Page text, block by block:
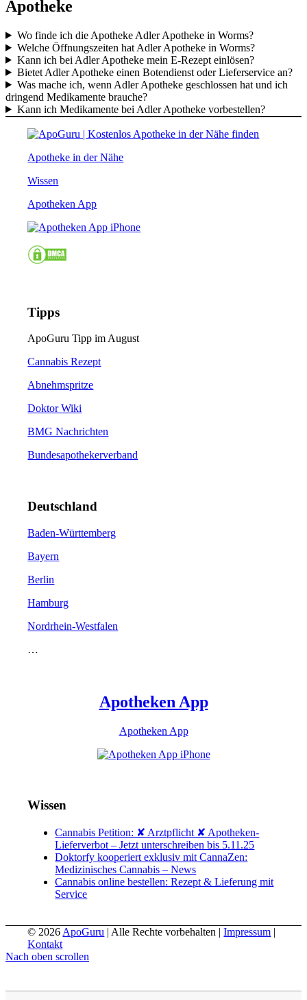
Apotheke
Wo finde ich die Apotheke Adler Apotheke in Worms?
Welche Öffnungszeiten hat Adler Apotheke in Worms?
Kann ich bei Adler Apotheke mein E-Rezept einlösen?
Bietet Adler Apotheke einen Botendienst oder Lieferservice an?
Was mache ich, wenn Adler Apotheke geschlossen hat und ich
dringend Medikamente brauche?
Kann ich Medikamente bei Adler Apotheke vorbestellen?
Apotheke in der Nähe
Wissen
Apotheken App
Tipps
ApoGuru Tipp im August
Cannabis Rezept
Abnehmspritze
Doktor Wiki
BMG Nachrichten
Bundesapothekerverband
Deutschland
Baden-Württemberg
Bayern
Berlin
Hamburg
Nordrhein-Westfalen
…
Apotheken App
Apotheken App
Wissen
Cannabis Petition: ✘ Arztpflicht ✘ Apotheken-
Lieferverbot – Jetzt unterschreiben bis 5.11.25
Doktorfy kooperiert exklusiv mit CannaZen:
Medizinisches Cannabis – News
Cannabis online bestellen: Rezept & Lieferung mit
Service
© 2026 ApoGuru | Alle Rechte vorbehalten |Impressum |
Kontakt
Nach oben scrollen